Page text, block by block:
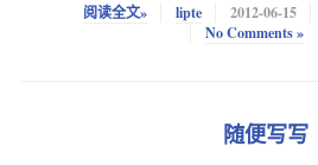
阅读全文» lipte 2012-06-15
No Comments »
随便写写